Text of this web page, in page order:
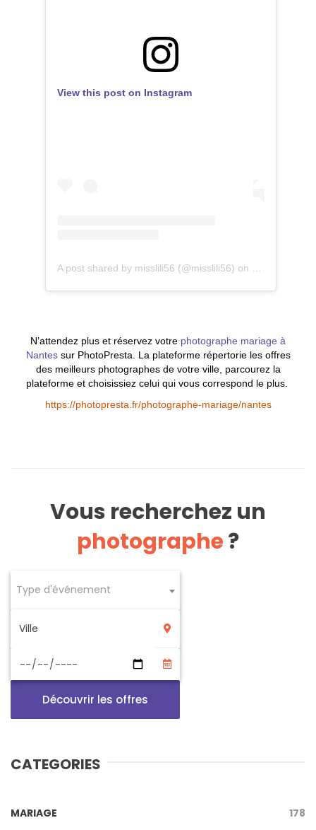
View this post on Instagram
A post shared by misslili56 (@misslili56) on
N’attendez plus et réservez votre photographe mariage à
Nantessur PhotoPresta. La plateforme répertorie les offres
des meilleurs photographes de votre ville, parcourez la
plateforme et choisissiez celui qui vous correspond le plus.
https://photopresta.fr/photographe-mariage/nantes
Vous recherchez un
photographe?
Type d'événement
Découvrir les offres
CATEGORIES
MARIAGE 178